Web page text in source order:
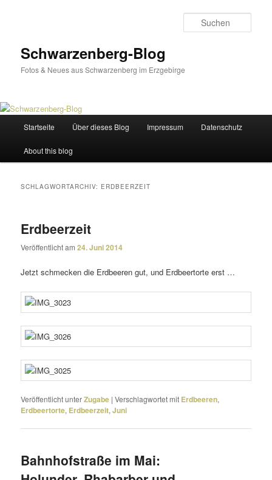
Schwarzenberg-Blog
Fotos & Neues aus Schwarzenberg im Erzgebirge
Startseite Über dieses Blog Impressum Datenschutz
About this blog
SCHLAGWORTARCHIV: ERDBEERZEIT
Erdbeerzeit
Veröffentlicht am24. Juni 2014
Jetzt schme­cken die Erdbeeren gut, und Erdbeertorte erst …
Veröffentlicht unterZugabe |Verschlagwortet mit Erdbeeren,
Erdbeertorte, Erdbeerzeit,Juni
Bahnhofstraße im Mai: